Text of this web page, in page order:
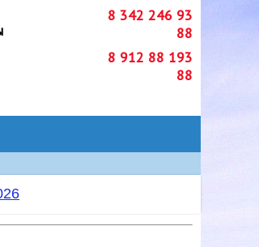
8 342 246 93
88
8 912 88 193
88